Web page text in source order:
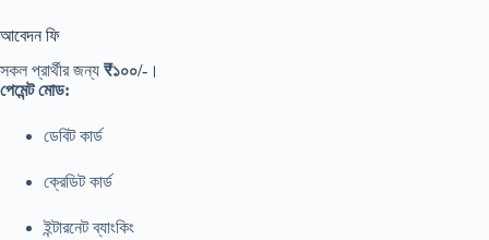
আবেদন ফি
সকল প্রার্থীর জন্য ₹১০০/- ।
পেমেন্ট মোড:
ডেবিট কার্ড
ক্রেডিট কার্ড
ইন্টারনেট ব্যাংকিং